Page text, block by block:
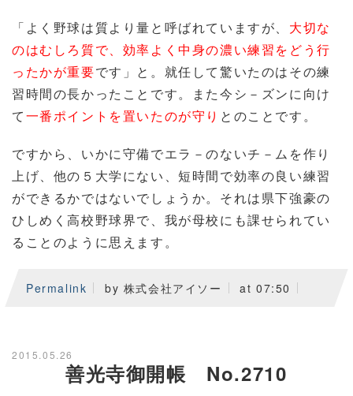
「よく野球は質より量と呼ばれていますが、 大切な
のはむしろ質で、効率よく中身の濃い練習をどう行
ったかが重要です」と。就任して驚いたのはその練
習時間の長かったことです。また今シ－ズンに向け
て一番ポイントを置いたのが守り とのことです。
ですから、いかに守備でエラ－のないチ－ムを作り
上げ、他の５大学にない、短時間で効率の良い練習
ができるかではないでしょうか。それは県下強豪の
ひしめく高校野球界で、我が母校にも課せられてい
ることのように思えます。
Permalink by 株式会社アイソー at 07:50
2015.05.26
善光寺御開帳 No.2710